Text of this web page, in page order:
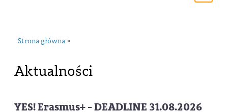
Strona główna »
Aktualności
YES! Erasmus+ - DEADLINE 31.08.2026